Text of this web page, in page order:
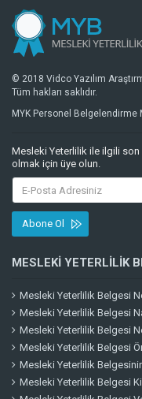
© 2018 Vidco Yazılım
Tüm hakları saklıdır.
MYK Personel Belgelendirme
Mesleki Yeterlilik ile ilgili
olmak için üye olun.
Abone Ol
MESLEKI YETERLILIK
Mesleki Yeterlilik Belgesi
Mesleki Yeterlilik Belgesi
Mesleki Yeterlilik Belgesi
Mesleki Yeterlilik Belgesi
Mesleki Yeterlilik
Mesleki Yeterlilik Belgesi